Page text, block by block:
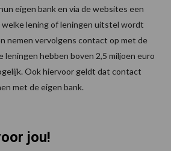
eigen bank en via de websites een
welke lening of leningen uitstel wordt
nemen vervolgens contact op met de
leningen hebben boven 2,5 miljoen euro
Ook hiervoor geldt dat contact
met de eigen bank.
jou!